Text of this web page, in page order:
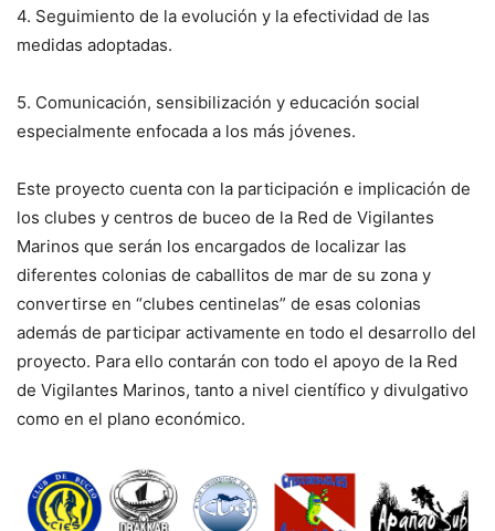
4. Seguimiento de la evolución y la efectividad de las
medidas adoptadas.
5. Comunicación, sensibilización y educación social
especialmente enfocada a los más jóvenes.
Este proyecto cuenta con la participación e implicación de
los clubes y centros de buceo de la Red de Vigilantes
Marinos que serán los encargados de localizar las
diferentes colonias de caballitos de mar de su zona y
convertirse en “clubes centinelas” de esas colonias
además de participar activamente en todo el desarrollo del
proyecto. Para ello contarán con todo el apoyo de la Red
de Vigilantes Marinos, tanto a nivel científico y divulgativo
como en el plano económico.